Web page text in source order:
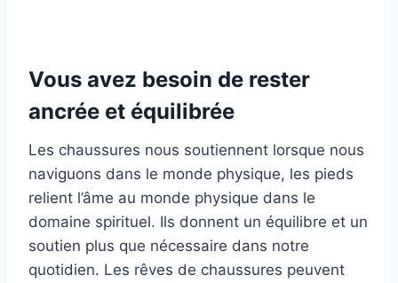
Vous avez besoin de rester
ancrée et équilibrée
Les chaussures nous soutiennent lorsque nous
naviguons dans le monde physique, les pieds
relient l’âme au monde physique dans le
domaine spirituel. Ils donnent un équilibre et un
soutien plus que nécessaire dans notre
quotidien. Les rêves de chaussures peuvent